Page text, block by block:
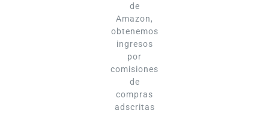
de
Amazon,
obtenemos
ingresos
por
comisiones
de
compras
adscritas